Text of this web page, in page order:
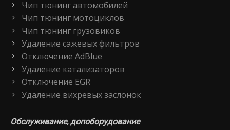
Чип тюнинг автомобилей
Чип тюнинг мотоциклов
Чип тюнинг грузовиков
Удаление сажевых фильтров
Отключение AdBlue
Удаление катализаторов
Отключение EGR
Удаление вихревых заслонок
Обслуживание, допоборудование